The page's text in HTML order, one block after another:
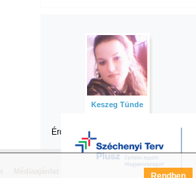
Keszeg Tünde
Érdekel Tünde
Széchenyi Terv Pályázat FAQ
Rendben